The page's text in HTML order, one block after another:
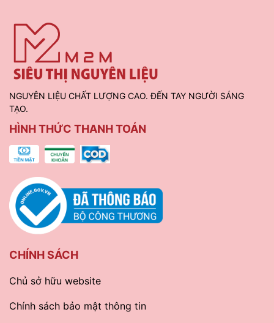
NGUYÊN LIỆU CHẤT LƯỢNG CAO. ĐẾN TAY NGƯỜI SÁNG
TẠO.
HÌNH THỨC THANH TOÁN
CHÍNH SÁCH
Chủ sở hữu website
Chính sách bảo mật thông tin